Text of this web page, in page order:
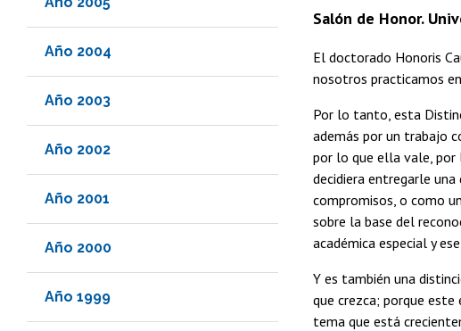
Año 2004
Año 2003
Año 2002
Año 2001
Año 2000
Año 1999
Salón de Honor.
El doctorado Honoris
nosotros practicamos
Por lo tanto, esta
además por un trabajo
por lo que ella vale, por
decidiera entregarle
compromisos, o como
sobre la base del
académica especial y
Y es también una
que crezca; porque
tema que está